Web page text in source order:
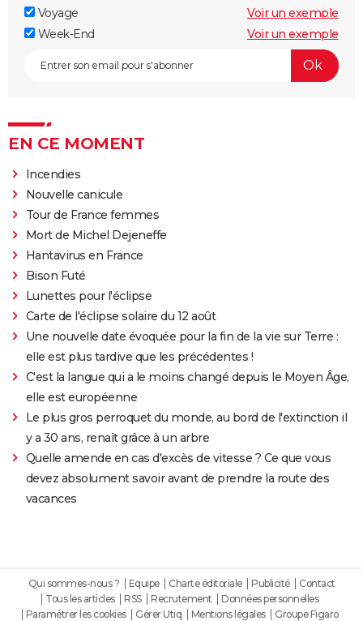
Voyage
Voir un exemple
Week-End
Voir un exemple
EN CE MOMENT
Incendies
Nouvelle canicule
Tour de France femmes
Mort de Michel Dejeneffe
Hantavirus en France
Bison Futé
Lunettes pour l'éclipse
Carte de l'éclipse solaire du 12 août
Une nouvelle date évoquée pour la fin de la vie sur Terre :
elle est plus tardive que les précédentes !
C'est la langue qui a le moins changé depuis le Moyen Âge,
elle est européenne
Le plus gros perroquet du monde, au bord de l'extinction il
y a 30 ans, renaît grâce à un arbre
Quelle amende en cas d'excès de vitesse ? Ce que vous
devez absolument savoir avant de prendre la route des
vacances
Qui sommes-nous ? Equipe Charte éditoriale Publicité
Contact
Tous les articles
RSS Recrutement
Données personnelles
Paramétrer les cookies
Gérer Utiq Mentions légales Groupe Figaro